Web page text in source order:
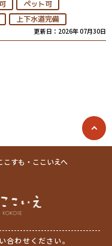
ペット可
上下水道完備
更新日：2026年 07月30日
すも・ここいえへ
合わせください。